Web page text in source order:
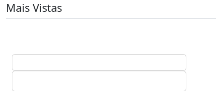
Mais Vistas